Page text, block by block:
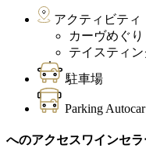
アクティビティ
カーヴめぐり
テイスティン
駐車場
Parking Autocar
へのアクセスワインセラ